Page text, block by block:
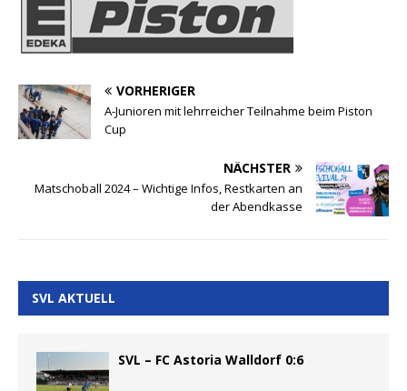
VORHERIGER
A-Junioren mit lehrreicher Teilnahme beim Piston
Cup
NÄCHSTER
Matschoball 2024 – Wichtige Infos, Restkarten an
der Abendkasse
SVL AKTUELL
SVL – FC Astoria Walldorf 0:6